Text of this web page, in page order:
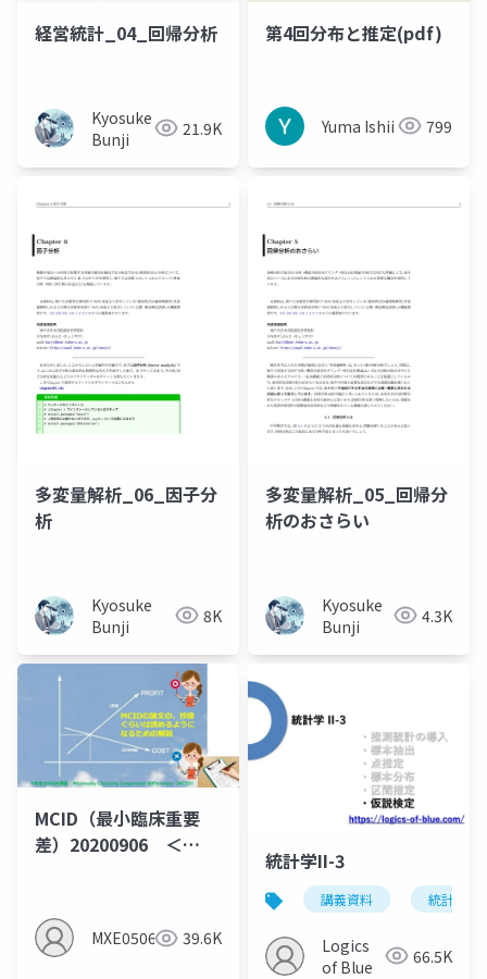
経営統計_04_回帰分析
Kyosuke
Bunji
21.9K
第4回分布と推定(pdf)
Yuma Ishii 799
多変量解析_06_因子分
析
Kyosuke
Bunji
8K
多変量解析_05_回帰分
析のおさらい
Kyosuke
Bunji
4.3K
MCID（最小臨床重要
差）20200906 ＜
明となっている＞
MXE05064 39.6K
統計学II-3
講義資料 統計学
Logics
of Blue
66.5K